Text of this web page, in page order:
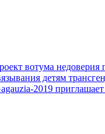
вотума
детям
2019